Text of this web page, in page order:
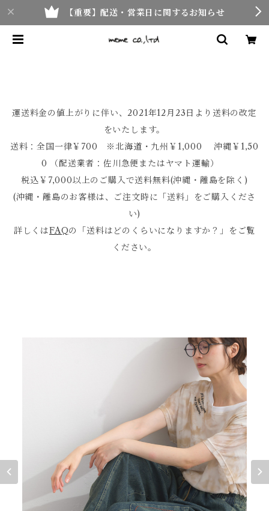
【重要】配送・営業日に関するお知らせ
運送料金の値上がりに伴い、2021年12月23日より送料の改定
をいたします。
送料：全国一律￥700 ※北海道・九州￥1,000 沖縄￥1,50
0 （配送業者：佐川急便またはヤマト運輸）
税込￥7,000以上のご購入で送料無料(沖縄・離島を除く)
(沖縄・離島のお客様は、ご注文時に「送料」をご購入くださ
い)
詳しくはFAQの「送料はどのくらいになりますか？」をご覧
ください。